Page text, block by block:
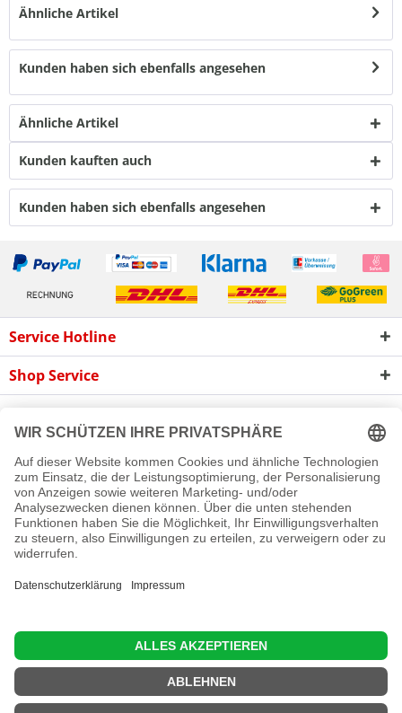
Ähnliche Artikel
Kunden haben sich ebenfalls angesehen
Ähnliche Artikel
Kunden kauften auch
Kunden haben sich ebenfalls angesehen
Service Hotline
Shop Service
Newsletter
Cookie-Einstellungen Newsletter Reklamation
Kontakt
Versand und Zahlungsbedingungen
Rückgabe
Diese Website benutzt Cookies, die für den technischen Betrieb
erhöhen, der Direktwerbung dienen oder die Interaktion mit
anderen Websites und sozialen Netzwerken vereinfachen
sollen, werden nur mit Ihrer Zustimmung gesetzt.
Mehr Informationen